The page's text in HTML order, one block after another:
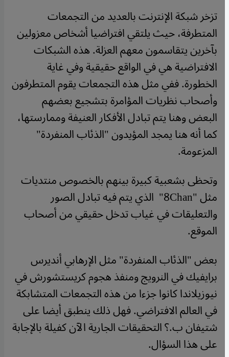
تزخر شبكة الإنترنت بالعديد من التجمعات
المتطرفة، حيث يلتقي افتراضيا أشخاص معزولين
بآخرين يتقاسمون معهم العزلة. هذه الشبكات
الافتراضية هي في الواقع حقيقية وفي غاية
الخطورة. ففي مثل هذه التجمعات يقوم المتطرفون
وأصحاب نظريات المؤامرة بتشجيع بعضهم
البعض وهنا يتم تبادل الأفكار العنيفة وممارستها،
كما أنه هنا يمجد المؤيدون "الذئاب المنفردة"
المزعومة.
وتحظى بشعبية كبيرة بينهم بالخصوص منتديات
مثل "8Chan" الذي يتم فيه تبادل الصور
والتعليقات في غياب تدخل حقيقي من أصحاب
الموقع.
بعض "الذئاب المنفردة" مثل الإرهابي أنديرس
برايفيك في النرويج ومنفذ هجوم كريستشورش في
نيوزيلاندا كانوا جزءا من هذه التجمعات المتشابكة
في العالم الافتراضي. فهل ذلك ينطبق أيضا على
شتيفان ب.؟ التحقيقات الجارية الآن كفيلة بالإجابة
على هذا السؤال.